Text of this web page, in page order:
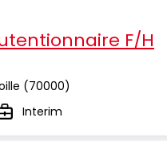
F/H
(70000)
Interim